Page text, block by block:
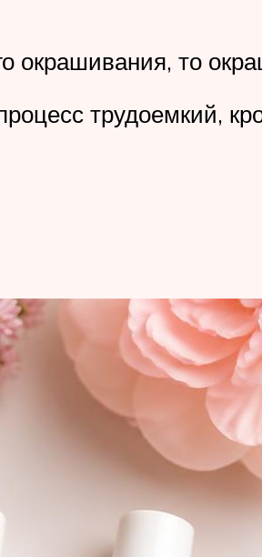
окрашивания, то
трудоемкий,